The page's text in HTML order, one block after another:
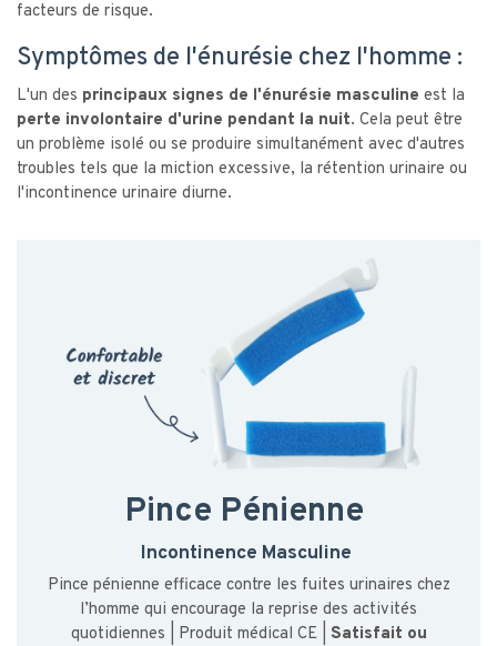
facteurs de risque.
Symptômes de l'énurésie chez l'homme :
L'un des principaux signes de l'énurésie masculine est la
perte involontaire d'urine pendant la nuit. Cela peut être
un problème isolé ou se produire simultanément avec d'autres
troubles tels que la miction excessive, la rétention urinaire ou
l'incontinence urinaire diurne.
Pince Pénienne
Incontinence Masculine
Pince pénienne efficace contre les fuites urinaires chez
l’homme qui encourage la reprise des activités
quotidiennes | Produit médical CE | Satisfait ou